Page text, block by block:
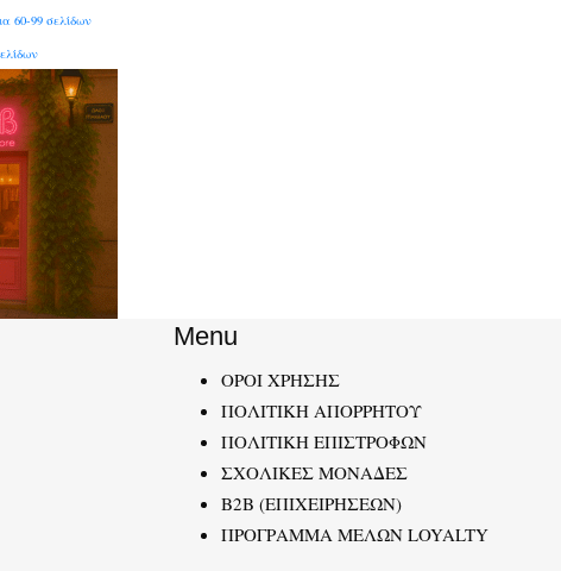
60-99 σελίδων
Menu
ΟΡΟΙ ΧΡΗΣΗΣ
ΠΟΛΙΤΙΚΗ ΑΠΟΡΡΗΤΟΥ
ΠΟΛΙΤΙΚΗ ΕΠΙΣΤΡΟΦΩΝ
ΣΧΟΛΙΚΕΣ ΜΟΝΑΔΕΣ
B2B (ΕΠΙΧΕΙΡΗΣΕΩΝ)
ΠΡΟΓΡΑΜΜΑ ΜΕΛΩΝ LOYALTY